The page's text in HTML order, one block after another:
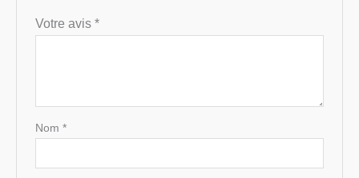
Votre avis *
Nom *